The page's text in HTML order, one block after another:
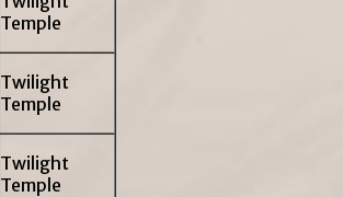
Temple
Twilight
Temple
Twilight
Temple